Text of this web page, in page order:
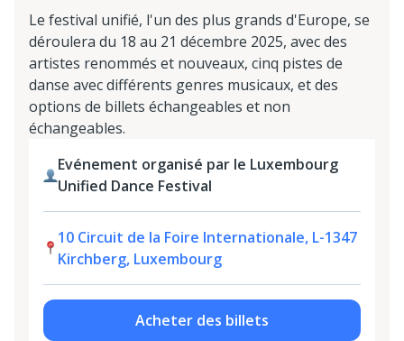
Le festival unifié, l'un des plus grands d'Europe, se
déroulera du 18 au 21 décembre 2025, avec des
artistes renommés et nouveaux, cinq pistes de
danse avec différents genres musicaux, et des
options de billets échangeables et non
échangeables.
Evénement organisé par le Luxembourg
Unified Dance Festival
10 Circuit de la Foire Internationale, L-1347
Kirchberg, Luxembourg
Acheter des billets